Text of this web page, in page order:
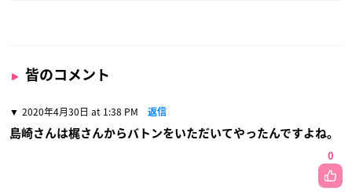
皆のコメント
2020年4月30日 at 1:38 PM 返信
島崎さんは梶さんからバトンをいただいてやったんですよね。
0